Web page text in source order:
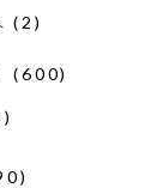
(2)
(600)